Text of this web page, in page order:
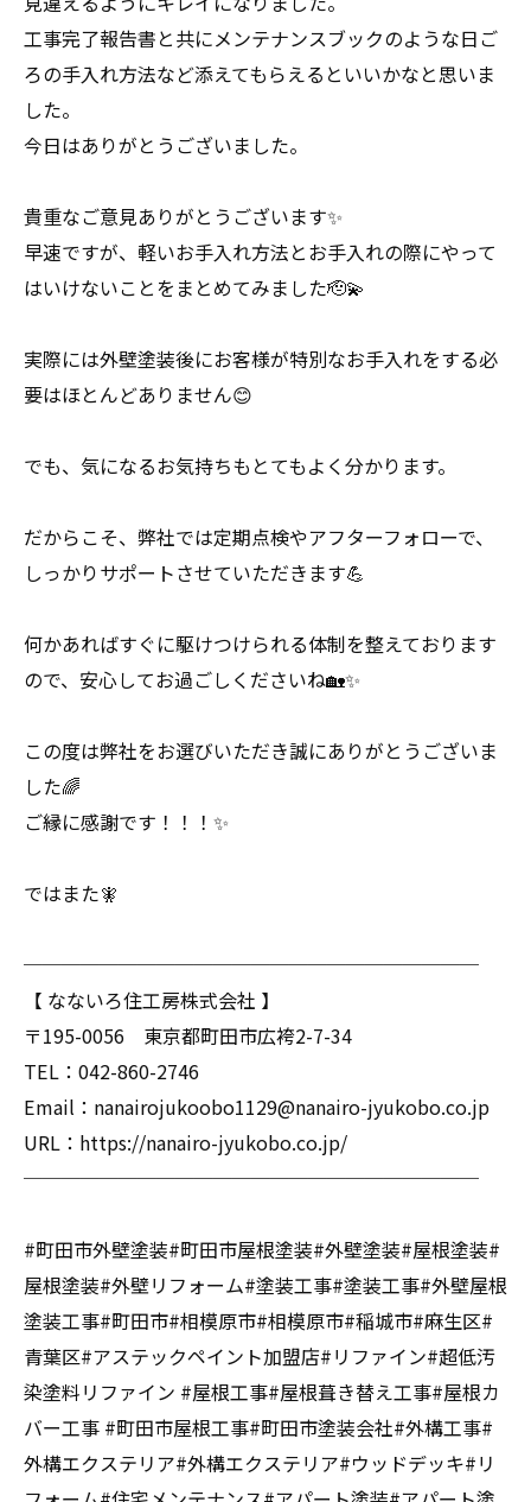
工事完了報告書と共にメンテナンスブックのような日ご
ろの手入れ方法など添えてもらえるといいかなと思いま
した。
今日はありがとうございました。
貴重なご意見ありがとうございます✨
早速ですが、軽いお手入れ方法とお手入れの際にやって
はいけないことをまとめてみました🫡💫
実際には外壁塗装後にお客様が特別なお手入れをする必
要はほとんどありません😊
でも、気になるお気持ちもとてもよく分かります。
だからこそ、弊社では定期点検やアフターフォローで、
しっかりサポートさせていただきます💪
何かあればすぐに駆けつけられる体制を整えております
ので、安心してお過ごしくださいね🏡✨
この度は弊社をお選びいただき誠にありがとうございま
した🌈
ご縁に感謝です！！！✨
ではまた🧚
────────────────────────
【 なないろ住工房株式会社 】
〒195-0056 東京都町田市広袴2-7-34
TEL：042-860-2746
Email：nanairojukoobo1129@nanairo-jyukobo.co.jp
URL：https://nanairo-jyukobo.co.jp/
────────────────────────
#町田市外壁塗装#町田市屋根塗装#外壁塗装#屋根塗装#
屋根塗装#外壁リフォーム#塗装工事#塗装工事#外壁屋根
塗装工事#町田市#相模原市#相模原市#稲城市#麻生区#
青葉区#アステックペイント加盟店#リファイン#超低汚
染塗料リファイン #屋根工事#屋根葺き替え工事#屋根カ
バー工事 #町田市屋根工事#町田市塗装会社#外構工事#
外構エクステリア#外構エクステリア#ウッドデッキ#リ